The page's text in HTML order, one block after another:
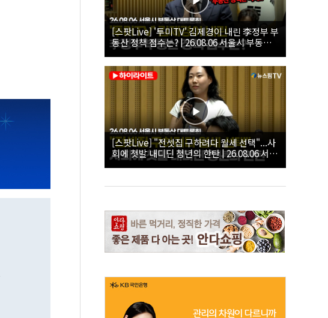
[스팟Live] '투미TV' 김제경이 내린 李정부 부
동산 정책 점수는? | 26.08.06 서울시 부동산
대토론회
[스팟Live] "전셋집 구하려다 월세 선택"...사
회에 첫발 내디딘 청년의 한탄 | 26.08.06 서울
시 부동산 대토론회